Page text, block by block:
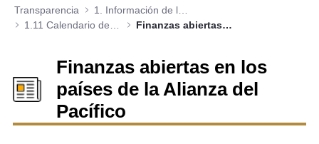
Transparencia
1. Información de la entidad
Finanzas abiertas en los países de la Alianza del Pacífico
Finanzas abiertas en los
países de la Alianza del
Pacífico